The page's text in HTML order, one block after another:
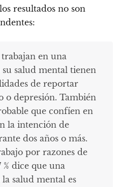
resultados no son
en una
salud mental tienen
de reportar
o depresión. También
que confíen en
la intención de
dos años o más.
por razones de
dice que una
salud mental es